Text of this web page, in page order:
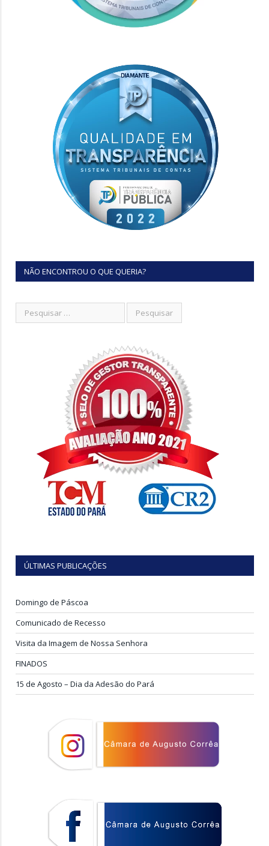
NÃO ENCONTROU O QUE QUERIA?
ÚLTIMAS PUBLICAÇÕES
Domingo de Páscoa
Comunicado de Recesso
Visita da Imagem de Nossa Senhora
FINADOS
15 de Agosto – Dia da Adesão do Pará